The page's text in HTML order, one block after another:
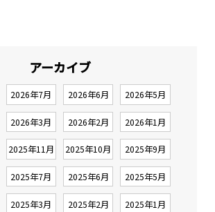
アーカイブ
2026年7月 2026年6月 2026年5月
2026年3月 2026年2月 2026年1月
2025年11月 2025年10月 2025年9月
2025年7月 2025年6月 2025年5月
2025年3月 2025年2月 2025年1月